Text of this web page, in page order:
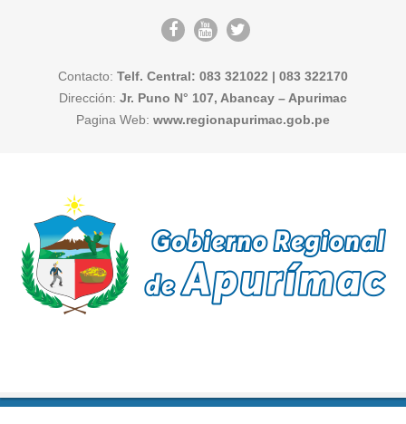
Contacto: Telf. Central: 083 321022 | 083 322170
Dirección: Jr. Puno N° 107, Abancay – Apurimac
Pagina Web: www.regionapurimac.gob.pe